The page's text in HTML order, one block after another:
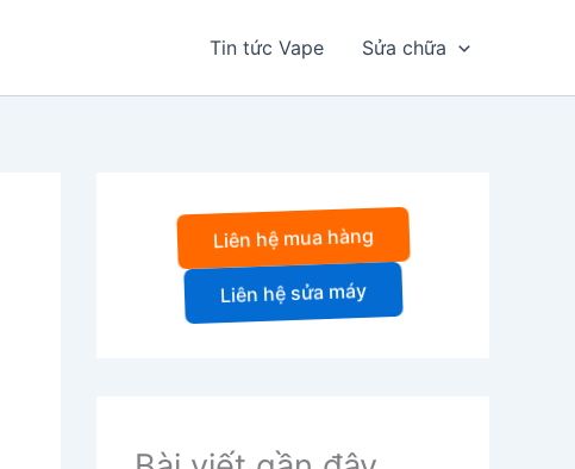
Tin tức Vape Sửa chữa
Liên hệ mua hàng
Liên hệ sửa máy